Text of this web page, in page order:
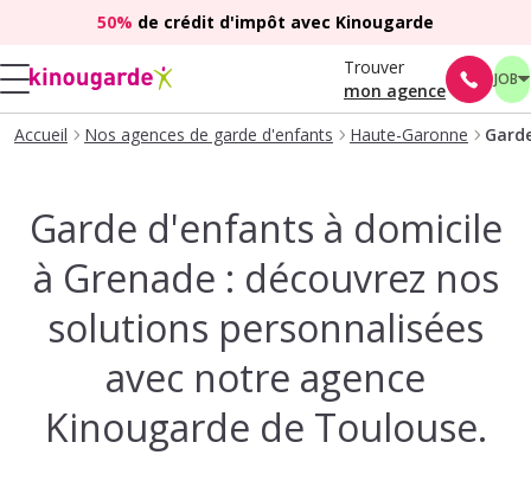
50% de crédit d'impôt avec Kinougarde
Trouver
mon agence
JOB
Accueil Nos agences de garde d'enfants Haute-Garonne
Garde d'enfants à domicile
à Grenade : découvrez nos
solutions personnalisées
avec notre agence
Kinougarde de Toulouse.